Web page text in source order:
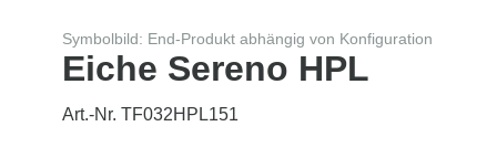
Symbolbild: End-Produkt abhängig von Konfiguration
Eiche Sereno HPL
Art.-Nr. TF032HPL151